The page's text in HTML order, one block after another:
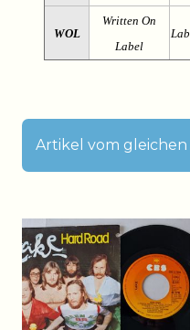
WOL
Written On
Label
Artikel vom